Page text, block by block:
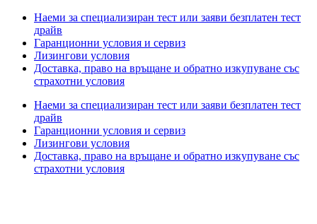
Наеми за специализиран тест или заяви безплатен тест
драйв
Гаранционни условия и сервиз
Лизингови условия
Доставка, право на връщане и обратно изкупуване със
страхотни условия
Наеми за специализиран тест или заяви безплатен тест
драйв
Гаранционни условия и сервиз
Лизингови условия
Доставка, право на връщане и обратно изкупуване със
страхотни условия